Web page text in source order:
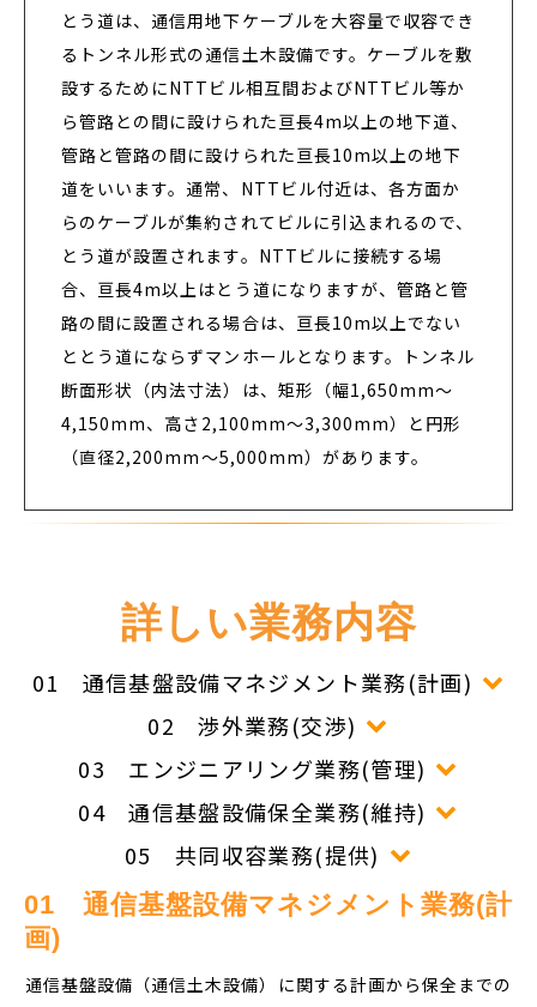
とう道は、通信用地下ケーブルを大容量で収容でき
るトンネル形式の通信土木設備です。ケーブルを敷
設するためにNTTビル相互間およびNTTビル等か
ら管路との間に設けられた亘長4m以上の地下道、
管路と管路の間に設けられた亘長10m以上の地下
道をいいます。通常、NTTビル付近は、各方面か
らのケーブルが集約されてビルに引込まれるので、
とう道が設置されます。NTTビルに接続する場
合、亘長4m以上はとう道になりますが、管路と管
路の間に設置される場合は、亘長10m以上でない
ととう道にならずマンホールとなります。トンネル
断面形状（内法寸法）は、矩形（幅1,650mm～
4,150mm、高さ2,100mm～3,300mm）と円形
（直径2,200mm～5,000mm）があります。
詳しい業務内容
01 通信基盤設備マネジメント業務(計画)
02 渉外業務(交渉)
03 エンジニアリング業務(管理)
04 通信基盤設備保全業務(維持)
05 共同収容業務(提供)
01　通信基盤設備マネジメント業務(計
画)
通信基盤設備（通信土木設備）に関する計画から保全までの